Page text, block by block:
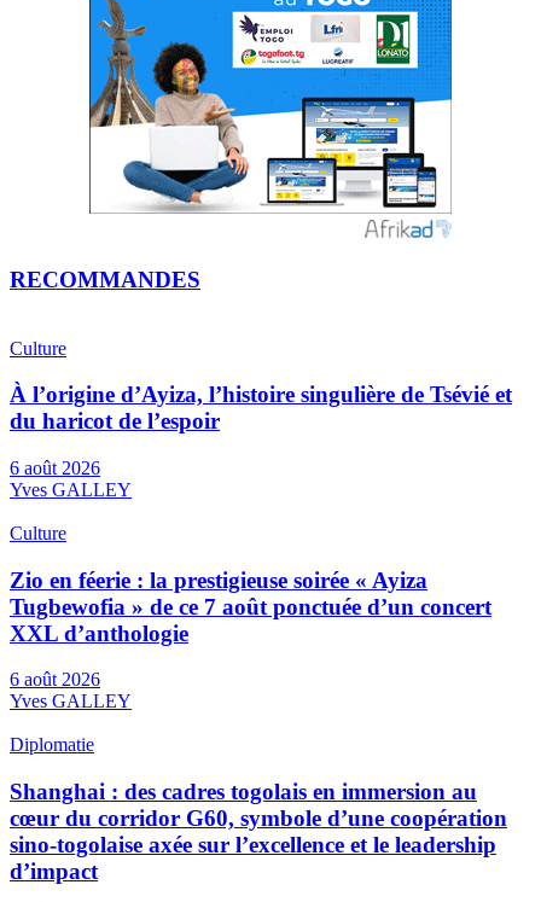
RECOMMANDES
Culture
À l’origine d’Ayiza, l’histoire singulière de Tsévié et
du haricot de l’espoir
6 août 2026
Yves GALLEY
Culture
Zio en féerie : la prestigieuse soirée « Ayiza
Tugbewofia » de ce 7 août ponctuée d’un concert
XXL d’anthologie
6 août 2026
Yves GALLEY
Diplomatie
Shanghai : des cadres togolais en immersion au
cœur du corridor G60, symbole d’une coopération
sino-togolaise axée sur l’excellence et le leadership
d’impact